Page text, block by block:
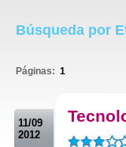
Búsqueda por
Páginas: 1
11/09
2012